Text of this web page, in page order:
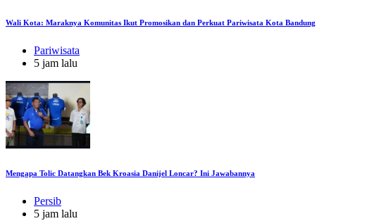
Wali Kota: Maraknya Komunitas Ikut Promosikan dan Perkuat Pariwisata Kota Bandung
Pariwisata
5 jam lalu
Mengapa Tolic Datangkan Bek Kroasia Danijel Loncar? Ini Jawabannya
Persib
5 jam lalu